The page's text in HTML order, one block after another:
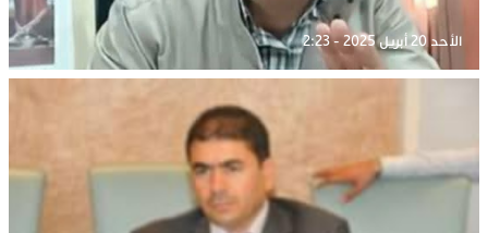
الأحد 20 أبريل 2025 - 2:23